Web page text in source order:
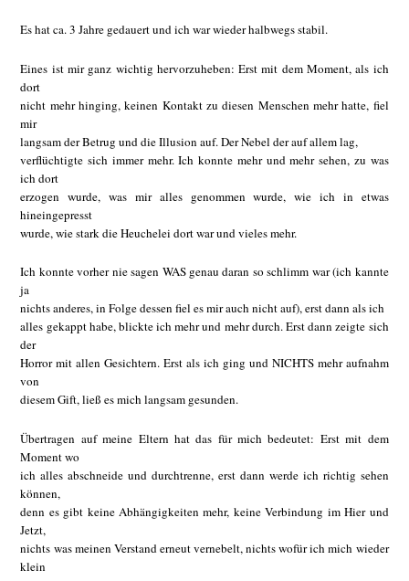
Es hat ca. 3 Jahre gedauert und ich war wieder halbwegs stabil.
Eines ist mir ganz wichtig hervorzuheben: Erst mit dem Moment, als ich
dort
nicht mehr hinging, keinen Kontakt zu diesen Menschen mehr hatte, fiel
mir
langsam der Betrug und die Illusion auf. Der Nebel der auf allem lag,
verflüchtigte sich immer mehr. Ich konnte mehr und mehr sehen, zu was
ich dort
erzogen wurde, was mir alles genommen wurde, wie ich in etwas
hineingepresst
wurde, wie stark die Heuchelei dort war und vieles mehr.
Ich konnte vorher nie sagen WAS genau daran so schlimm war (ich kannte
ja
nichts anderes, in Folge dessen fiel es mir auch nicht auf), erst dann als ich
alles gekappt habe, blickte ich mehr und mehr durch. Erst dann zeigte sich
der
Horror mit allen Gesichtern. Erst als ich ging und NICHTS mehr aufnahm
von
diesem Gift, ließ es mich langsam gesunden.
Übertragen auf meine Eltern hat das für mich bedeutet: Erst mit dem
Moment wo
ich alles abschneide und durchtrenne, erst dann werde ich richtig sehen
können,
denn es gibt keine Abhängigkeiten mehr, keine Verbindung im Hier und
Jetzt,
nichts was meinen Verstand erneut vernebelt, nichts wofür ich mich wieder
klein